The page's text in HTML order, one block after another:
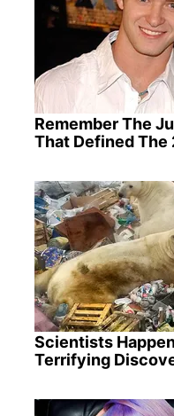
Remember The
That Defined The
Scientists
Terrifying